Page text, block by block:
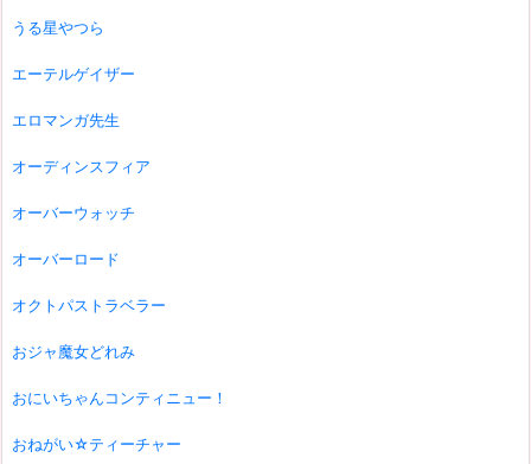
うる星やつら
エーテルゲイザー
エロマンガ先生
オーディンスフィア
オーバーウォッチ
オーバーロード
オクトパストラベラー
おジャ魔女どれみ
おにいちゃんコンティニュー！
おねがい☆ティーチャー